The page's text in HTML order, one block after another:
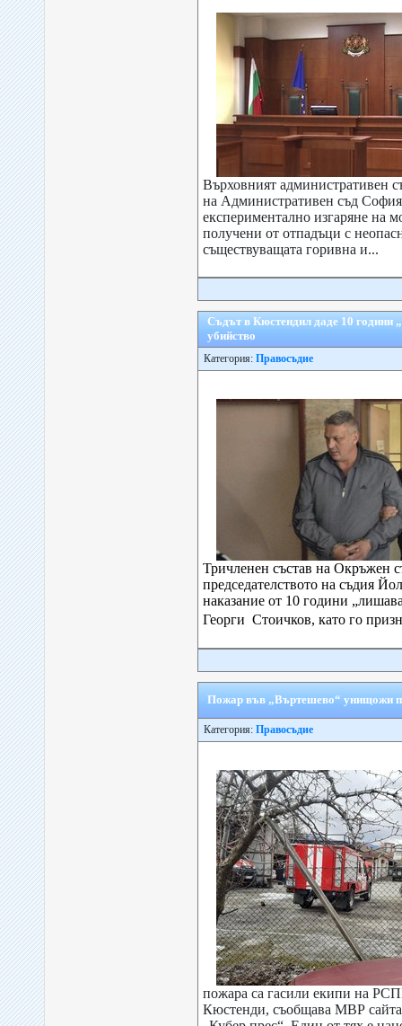
Върховният административен
на Административен съд София
експериментално изгаряне на
получени от отпадъци с
съществуващата горивна и...
Съдът в Кюстендил даде 10 години
убийство
Категория: Правосъдие
Тричленен състав на Окръжен
председателството на съдия
наказание от 10 години
Георги Стоичков, като го
Пожар във „Въртешево“ унищожи
Категория: Правосъдие
пожара са гасили екипи на
Кюстенди, съобщава МВР